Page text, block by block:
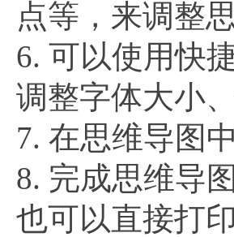
点等，来调整
6. 可以使用快
调整字体大小
7. 在思维导图
8. 完成思维导
也可以直接打印